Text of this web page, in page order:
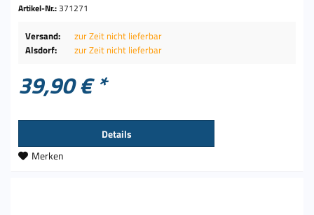
Artikel-Nr.:371271
Versand:
zur Zeit nicht lieferbar
Alsdorf:
zur Zeit nicht lieferbar
39,90 € *
Details
Merken